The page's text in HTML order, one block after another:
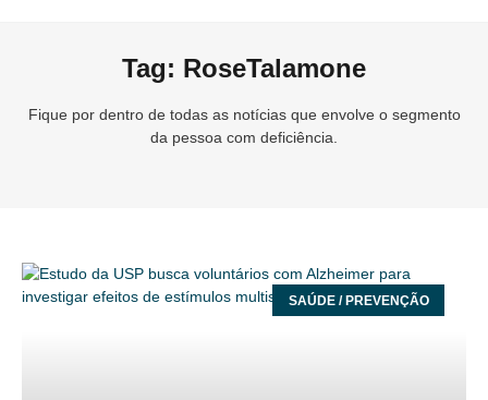
Tag: RoseTalamone
Fique por dentro de todas as notícias que envolve o segmento
da pessoa com deficiência.
SAÚDE / PREVENÇÃO